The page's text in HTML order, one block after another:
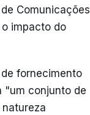
Comunicações
impacto do
fornecimento
"um conjunto de